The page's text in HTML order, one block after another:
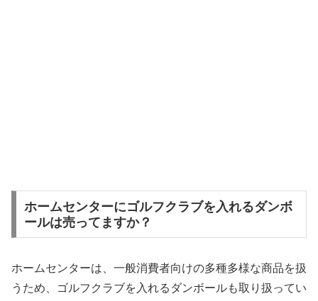
ホームセンターにゴルフクラブを入れるダンボ
ールは売ってますか？
ホームセンターは、一般消費者向けの多種多様な商品を扱
うため、ゴルフクラブを入れるダンボールも取り扱ってい